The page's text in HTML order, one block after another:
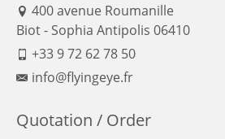
400 avenue Roumanille
Biot - Sophia Antipolis 06410
+33 9 72 62 78 50
info@flyingeye.fr
Quotation / Order